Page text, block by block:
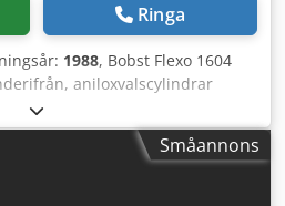
Ringa
1988, Bobst Flexo 1604
aniloxvalscylindrar
Bobst BOBST SPO 1600
1100 mm x 1600 mm / 43,3"
samt tryck underifrån,Småannons